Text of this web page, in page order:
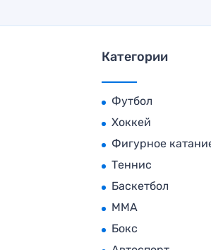
Категории
Футбол
Хоккей
Фигурное
Теннис
Баскетбол
MMA
Бокс